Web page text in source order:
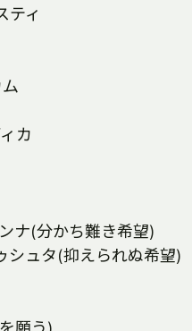
ティ
カ
ナ(分かち難き希望)
ュタ(抑えられぬ希望)